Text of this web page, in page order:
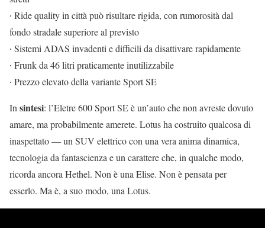
∙ Ride quality in città può risultare rigida, con rumorosità dal
fondo stradale superiore al previsto
∙ Sistemi ADAS invadenti e difficili da disattivare rapidamente
∙ Frunk da 46 litri praticamente inutilizzabile
∙ Prezzo elevato della variante Sport SE
Insintesi: l’Eletre 600 Sport SE è un’auto che non avreste dovuto
amare, ma probabilmente amerete. Lotus ha costruito qualcosa di
inaspettato — un SUV elettrico con una vera anima dinamica,
tecnologia da fantascienza e un carattere che, in qualche modo,
ricorda ancora Hethel. Non è una Elise. Non è pensata per
esserlo. Ma è, a suo modo, una Lotus.